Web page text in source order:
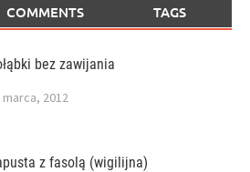
COMMENTS TAGS
bez zawijania
marca, 2012
z fasolą (wigilijna)